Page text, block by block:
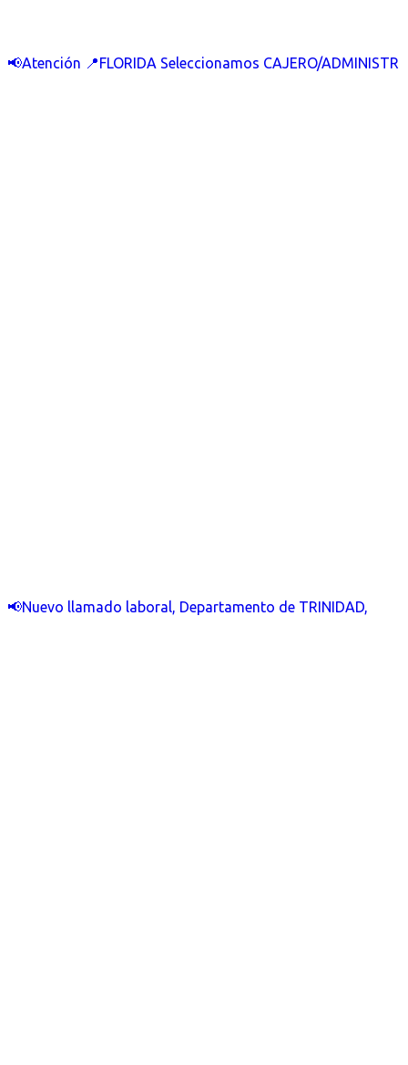
📢Atención 📍FLORIDA Seleccionamos CAJERO/ADMINISTR
📢Nuevo llamado laboral, Departamento de TRINIDAD,